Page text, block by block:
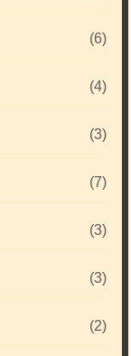
(6)
(4)
(3)
(7)
(3)
(3)
(2)